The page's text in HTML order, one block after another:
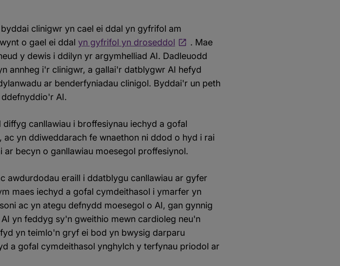
clinigwr yn cael ei ddal yn gyfrifol am
o gael ei ddal yn gyfrifol yn droseddol
. Mae
y dewis i ddilyn yr argymhelliad AI. Dadleuodd
annheg i'r clinigwr, a gallai'r datblygwr AI hefyd
ar benderfyniadau clinigol. Byddai'r un peth
AI.
diffyg canllawiau i broffesiynau iechyd a gofal
yn ddiweddarach fe wnaethon ni ddod o hyd i rai
becyn o ganllawiau moesegol proffesiynol.
awdurdodau eraill i ddatblygu canllawiau ar gyfer
maes iechyd a gofal cymdeithasol i ymarfer yn
ac yn ategu defnydd moesegol o AI, gan gynnig
yn feddyg sy'n gweithio mewn cardioleg neu'n
yn teimlo'n gryf ei bod yn bwysig darparu
a gofal cymdeithasol ynghylch y terfynau priodol ar